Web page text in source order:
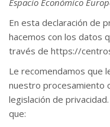
Espacio Económico
En esta declaración de
hacemos con los datos
través de https://
Le recomendamos que
nuestro procesamiento
legislación de
que: